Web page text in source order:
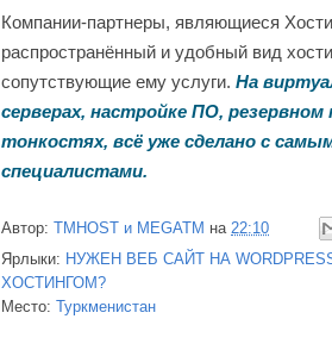
Компании-партнеры, являющиеся
распространённый и удобный вид
сопутствующие ему услуги. На
серверах, настройке ПО, резервном
тонкостях, всё уже сделано с
специалистами.
Автор: TMHOST и MEGATM на 22:10
Ярлыки: НУЖЕН ВЕБ САЙТ НА
ХОСТИНГОМ?
Место: Туркменистан